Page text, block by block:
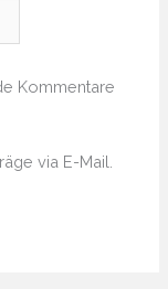
Kommentare
via E-Mail.